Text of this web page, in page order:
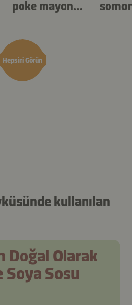
Hepsini Görün
poke mayonez
kullanılan
Doğal Olarak
Soya Sosu